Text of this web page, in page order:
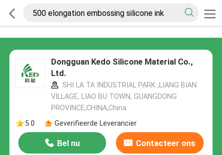
Dongguan Kedo Silicone Material Co.,
Ltd.
SHI LA TA INDUSTRIAL PARK ,LIANG BIAN
VILLAGE, LIAO BU TOWN, GUANGDONG
PROVINCE,CHINA,China
5.0
Geverifieerde Leverancier
Bel nu Contacteer ons